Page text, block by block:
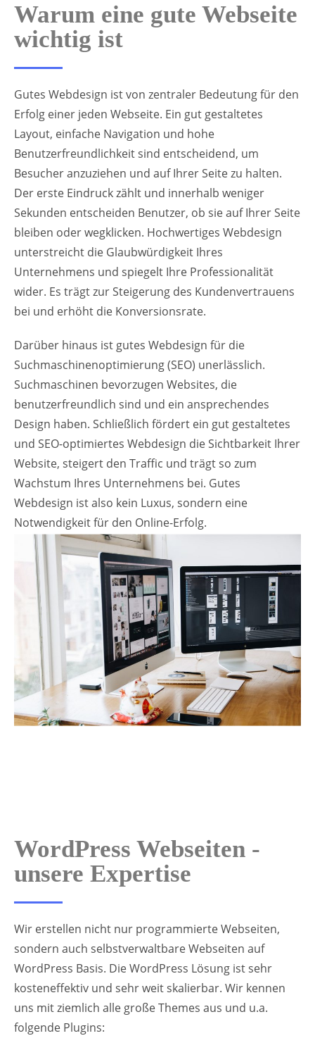
Warum eine gute Webseite
wichtig ist
Gutes Webdesign ist von zentraler Bedeutung für den
Erfolg einer jeden Webseite. Ein gut gestaltetes
Layout, einfache Navigation und hohe
Benutzerfreundlichkeit sind entscheidend, um
Besucher anzuziehen und auf Ihrer Seite zu halten.
Der erste Eindruck zählt und innerhalb weniger
Sekunden entscheiden Benutzer, ob sie auf Ihrer Seite
bleiben oder wegklicken. Hochwertiges Webdesign
unterstreicht die Glaubwürdigkeit Ihres
Unternehmens und spiegelt Ihre Professionalität
wider. Es trägt zur Steigerung des Kundenvertrauens
bei und erhöht die Konversionsrate.
Darüber hinaus ist gutes Webdesign für die
Suchmaschinenoptimierung (SEO) unerlässlich.
Suchmaschinen bevorzugen Websites, die
benutzerfreundlich sind und ein ansprechendes
Design haben. Schließlich fördert ein gut gestaltetes
und SEO-optimiertes Webdesign die Sichtbarkeit Ihrer
Website, steigert den Traffic und trägt so zum
Wachstum Ihres Unternehmens bei. Gutes
Webdesign ist also kein Luxus, sondern eine
Notwendigkeit für den Online-Erfolg.
WordPress Webseiten -
unsere Expertise
Wir erstellen nicht nur programmierte Webseiten,
sondern auch selbstverwaltbare Webseiten auf
WordPress Basis. Die WordPress Lösung ist sehr
kosteneffektiv und sehr weit skalierbar. Wir kennen
uns mit ziemlich alle große Themes aus und u.a.
folgende Plugins: